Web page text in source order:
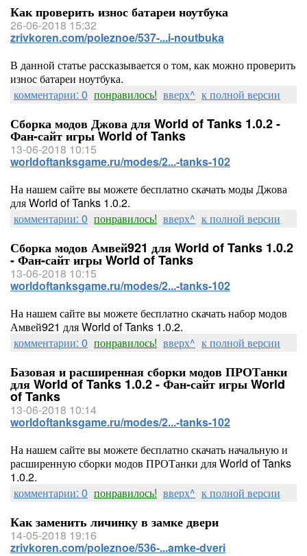
Как проверить износ батареи ноутбука
26-06-2018 15:32
zrivkoren.com/poleznoe/537-...i-noutbuka
В данной статье рассказывается о том, как можно проверить
износ батареи ноутбука.
комментарии: 0 понравилось! вверх^ к полной версии
Сборка модов Джова для World of Tanks 1.0.2 -
Фан-сайт игры World of Tanks
13-06-2018 10:15
worldoftanksgame.ru/modes/2...-tanks-102
На нашем сайте вы можете бесплатно скачать моды Джова
для World of Tanks 1.0.2.
комментарии: 0 понравилось! вверх^ к полной версии
Сборка модов Амвей921 для World of Tanks 1.0.2
- Фан-сайт игры World of Tanks
13-06-2018 10:15
worldoftanksgame.ru/modes/2...-tanks-102
На нашем сайте вы можете бесплатно скачать набор модов
Амвей921 для World of Tanks 1.0.2.
комментарии: 0 понравилось! вверх^ к полной версии
Базовая и расширенная сборки модов ПРОТанки
для World of Tanks 1.0.2 - Фан-сайт игры World
of Tanks
13-06-2018 10:14
worldoftanksgame.ru/modes/2...-tanks-102
На нашем сайте вы можете бесплатно скачать начальную и
расширенную сборки модов ПРОТанки для World of Tanks
1.0.2.
комментарии: 0 понравилось! вверх^ к полной версии
Как заменить личинку в замке двери
14-05-2018 19:16
zrivkoren.com/poleznoe/536-...amke-dveri